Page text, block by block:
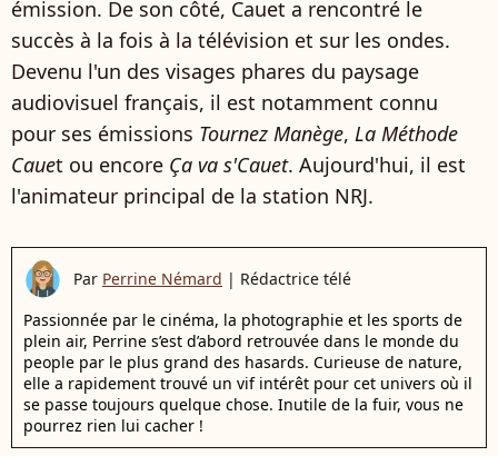
émission. De son côté, Cauet a rencontré le
succès à la fois à la télévision et sur les ondes.
Devenu l'un des visages phares du paysage
audiovisuel français, il est notamment connu
pour ses émissions Tournez Manège, La Méthode
Cauet ou encore Ça va s'Cauet. Aujourd'hui, il est
l'animateur principal de la station NRJ.
Par Perrine Némard | Rédactrice télé
Passionnée par le cinéma, la photographie et les sports de
plein air, Perrine s’est d’abord retrouvée dans le monde du
people par le plus grand des hasards. Curieuse de nature,
elle a rapidement trouvé un vif intérêt pour cet univers où il
se passe toujours quelque chose. Inutile de la fuir, vous ne
pourrez rien lui cacher !